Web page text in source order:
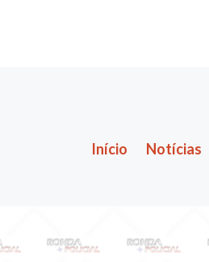
Início Notícias